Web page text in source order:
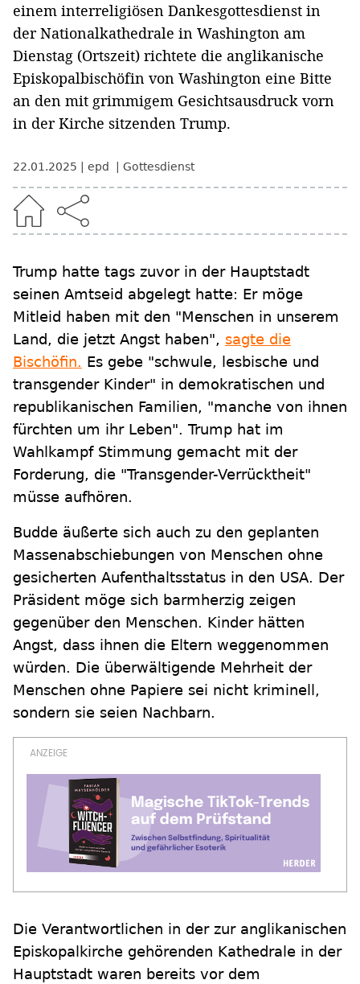
einem interreligiösen Dankesgottesdienst in
der Nationalkathedrale in Washington am
Dienstag (Ortszeit) richtete die anglikanische
Episkopalbischöfin von Washington eine Bitte
an den mit grimmigem Gesichtsausdruck vorn
in der Kirche sitzenden Trump.
22.01.2025 epd Gottesdienst
Trump hatte tags zuvor in der Hauptstadt
seinen Amtseid abgelegt hatte: Er möge
Mitleid haben mit den "Menschen in unserem
Land, die jetzt Angst haben", sagte die
Bischöfin. Es gebe "schwule, lesbische und
transgender Kinder" in demokratischen und
republikanischen Familien, "manche von ihnen
fürchten um ihr Leben". Trump hat im
Wahlkampf Stimmung gemacht mit der
Forderung, die "Transgender-Verrücktheit"
müsse aufhören.
Budde äußerte sich auch zu den geplanten
Massenabschiebungen von Menschen ohne
gesicherten Aufenthaltsstatus in den USA. Der
Präsident möge sich barmherzig zeigen
gegenüber den Menschen. Kinder hätten
Angst, dass ihnen die Eltern weggenommen
würden. Die überwältigende Mehrheit der
Menschen ohne Papiere sei nicht kriminell,
sondern sie seien Nachbarn.
Die Verantwortlichen in der zur anglikanischen
Episkopalkirche gehörenden Kathedrale in der
Hauptstadt waren bereits vor dem